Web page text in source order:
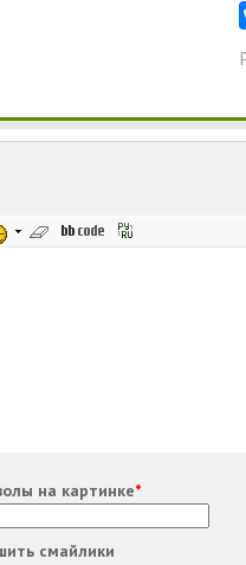
на картинке*
смайлики